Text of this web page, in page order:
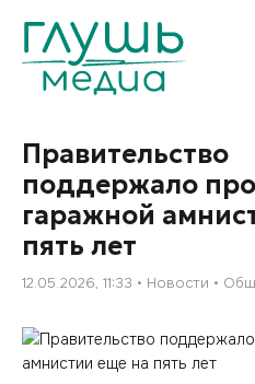
Правительство
поддержало
гаражной
пять лет
12.05.2026, 11:33 Новости